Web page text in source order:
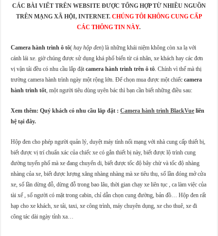
CÁC BÀI VIẾT TRÊN WEBSITE ĐƯỢC TỔNG HỢP TỪ NHIỀU NGUỒN
TRÊN MẠNG XÃ HỘI, INTERNET. CHÚNG TÔI KHÔNG CUNG CẤP
CÁC THÔNG TIN NÀY.
Camera hành trình ô tô(hay hộp đen) là những khái niệm không còn xa lạ với
cánh lái xe. giờ chúng được sử dụng khá phổ biến từ cá nhân, xe khách hay các đơn
vị vận tải đều có nhu cầu lắp đặtcamera hành trình trên ô tô. Chính vì thế mà thị
trường camera hành trình ngày một rộng lớn. Để chọn mua được một chiếccamera
hành trình tốt, một người tiêu dùng uyên bác thì bạn cần biết những điều sau:
Xem thêm: Quý khách có nhu cầu lắp đặt :Camera hành trình BlackVue liên
hệ tại đây.
Hộp đen cho phép người quản lý, duyệt máy tính nối mạng với nhà cung cấp thiết bị,
biết được vị trí chuẩn xác của chiếc xe có gắn thiết bị này, biết được lộ trình cung
đường tuyến phố mà xe đang chuyển di, biết được tốc độ bây chừ và tốc độ nhàng
nhàng của xe, biết được lượng xăng nhàng nhàng mà xe tiêu thụ, số lần đóng mở cửa
xe, số lần dừng đỗ, dừng đỗ trong bao lâu, thời gian chạy xe liên tục , ca làm việc của
tài xế , số người có mặt trong cabin, chỉ dẫn chọn cung đường, bản đồ… Hộp đen rất
hạp cho xe khách, xe tải, taxi, xe công trình, máy chuyên dụng, xe cho thuê, xe đi
công tác dài ngày tỉnh xa…